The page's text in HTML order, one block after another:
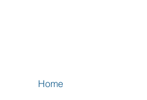
Home